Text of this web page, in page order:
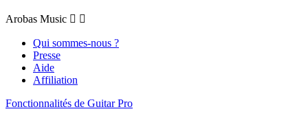
Arobas Music  
Qui sommes-nous ?
Presse
Aide
Affiliation
Fonctionnalités de Guitar Pro